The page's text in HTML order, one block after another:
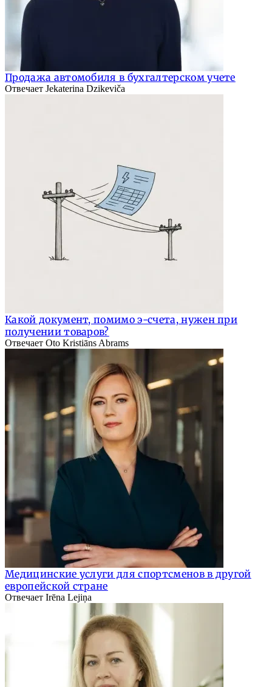
Продажа автомобиля в бухгалтерском учете
Отвечает Jekaterina Dzikeviča
Какой документ, помимо э-счета, нужен при
получении товаров?
Отвечает Oto Kristiāns Abrams
Медицинские услуги для спортсменов в другой
европейской стране
Отвечает Irēna Lejiņa